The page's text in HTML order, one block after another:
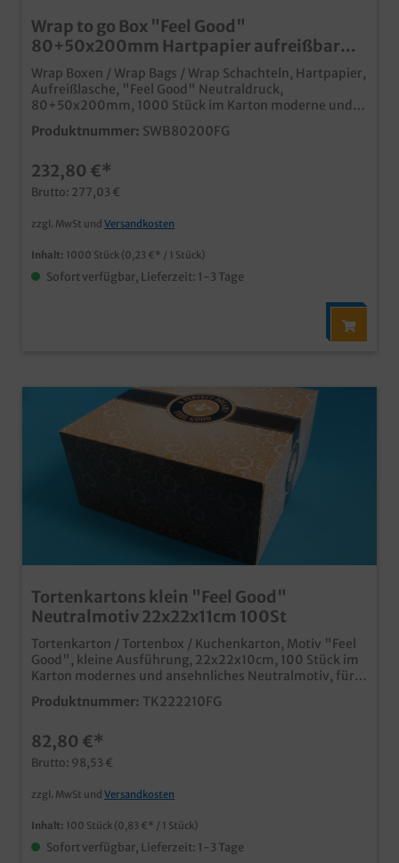
Wrap to go Box "Feel Good"
80+50x200mm Hartpapier aufreißbar
1000St
Wrap Boxen / Wrap Bags / Wrap Schachteln, Hartpapier,
Aufreißlasche, "Feel Good" Neutraldruck,
80+50x200mm, 1000 Stück im Karton moderne und
praktische Wrapverpackungfür ein ganzes Wrap, mit
praktischer Aufreißlasche für den schnellen To Go
Ergänzung unseres "Feel Good" Sortiments
professioneller Auftritt für Ihr Unternehmen Qualität
Made in Germany, schnell aufgefaltet, befüllt und
durch Aufreisstechnik vom Kunden einfach zu nutzen
Produktnummer: SWB80200FG
232,80 €*
Brutto: 277,03 €
zzgl. MwSt und Versandkosten
Inhalt: 1000 Stück (0,23 €* / 1 Stück)
Sofort verfügbar, Lieferzeit: 1-3 Tage
Tortenkartons klein "Feel Good"
Neutralmotiv 22x22x11cm 100St
Tortenkarton / Tortenbox / Kuchenkarton, Motiv "Feel
Good", kleine Ausführung, 22x22x10cm, 100 Stück im
Karton modernes und ansehnliches Neutralmotiv, für
den Einsatz in der anspruchsvollen Bäckerei oder
Konditorei stabile und hochwertige Fertigung für kleine
Germany" Auch mit Ihrem Unternehmensdesign
individuell produzierbar, wenden Sie sich einfach an
unseren Kundenservice
Produktnummer: TK222210FG
82,80 €*
Brutto: 98,53 €
zzgl. MwSt und Versandkosten
Inhalt: 100 Stück (0,83 €* / 1 Stück)
Sofort verfügbar, Lieferzeit: 1-3 Tage